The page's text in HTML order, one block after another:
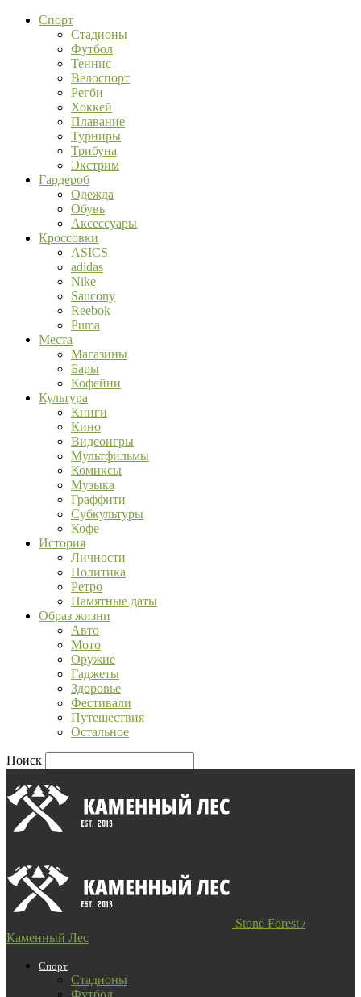
Спорт
Стадионы
Футбол
Теннис
Велоспорт
Регби
Хоккей
Плавание
Турниры
Трибуна
Экстрим
Гардероб
Одежда
Обувь
Аксессуары
Кроссовки
ASICS
adidas
Nike
Saucony
Reebok
Puma
Места
Магазины
Бары
Кофейни
Культура
Книги
Кино
Видеоигры
Мультфильмы
Комиксы
Музыка
Граффити
Субкультуры
Кофе
История
Личности
Политика
Ретро
Памятные даты
Образ жизни
Авто
Мото
Оружие
Гаджеты
Здоровье
Фестивали
Путешествия
Остальное
Поиск
Stone Forest /
Каменный Лес
Спорт
Стадионы
Футбол